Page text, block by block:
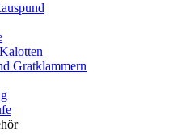
Gratklammern